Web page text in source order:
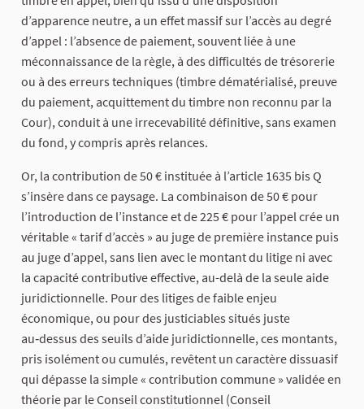
d’apparence neutre, a un effet massif sur l’accès au degré
d’appel : l’absence de paiement, souvent liée à une
méconnaissance de la règle, à des difficultés de trésorerie
ou à des erreurs techniques (timbre dématérialisé, preuve
du paiement, acquittement du timbre non reconnu par la
Cour), conduit à une irrecevabilité définitive, sans examen
du fond, y compris après relances.
Or, la contribution de 50 € instituée à l’article 1635 bis Q
s’insère dans ce paysage. La combinaison de 50 € pour
l’introduction de l’instance et de 225 € pour l’appel crée un
véritable « tarif d’accès » au juge de première instance puis
au juge d’appel, sans lien avec le montant du litige ni avec
la capacité contributive effective, au-delà de la seule aide
juridictionnelle. Pour des litiges de faible enjeu
économique, ou pour des justiciables situés juste
au‑dessus des seuils d’aide juridictionnelle, ces montants,
pris isolément ou cumulés, revêtent un caractère dissuasif
qui dépasse la simple « contribution commune » validée en
théorie par le Conseil constitutionnel (Conseil